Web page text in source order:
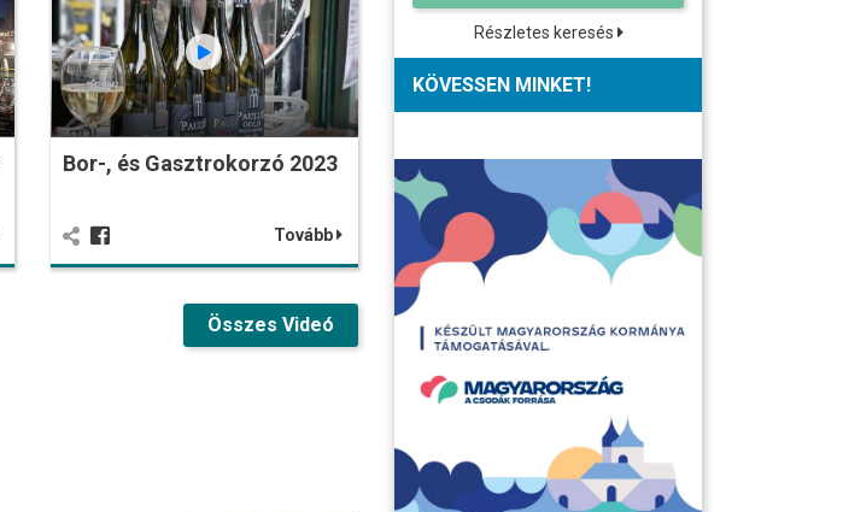
Bor-, és Gasztrokorzó 2023
Tovább
Összes Videó
Részletes keresés
KÖVESSEN MINKET!